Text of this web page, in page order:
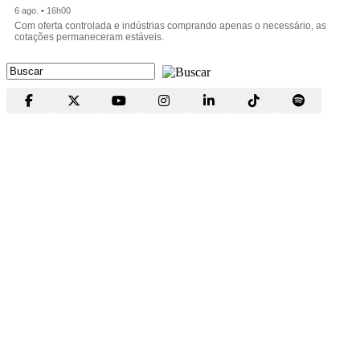
6 ago. • 16h00
Com oferta controlada e indústrias comprando apenas o necessário, as
cotações permaneceram estáveis.